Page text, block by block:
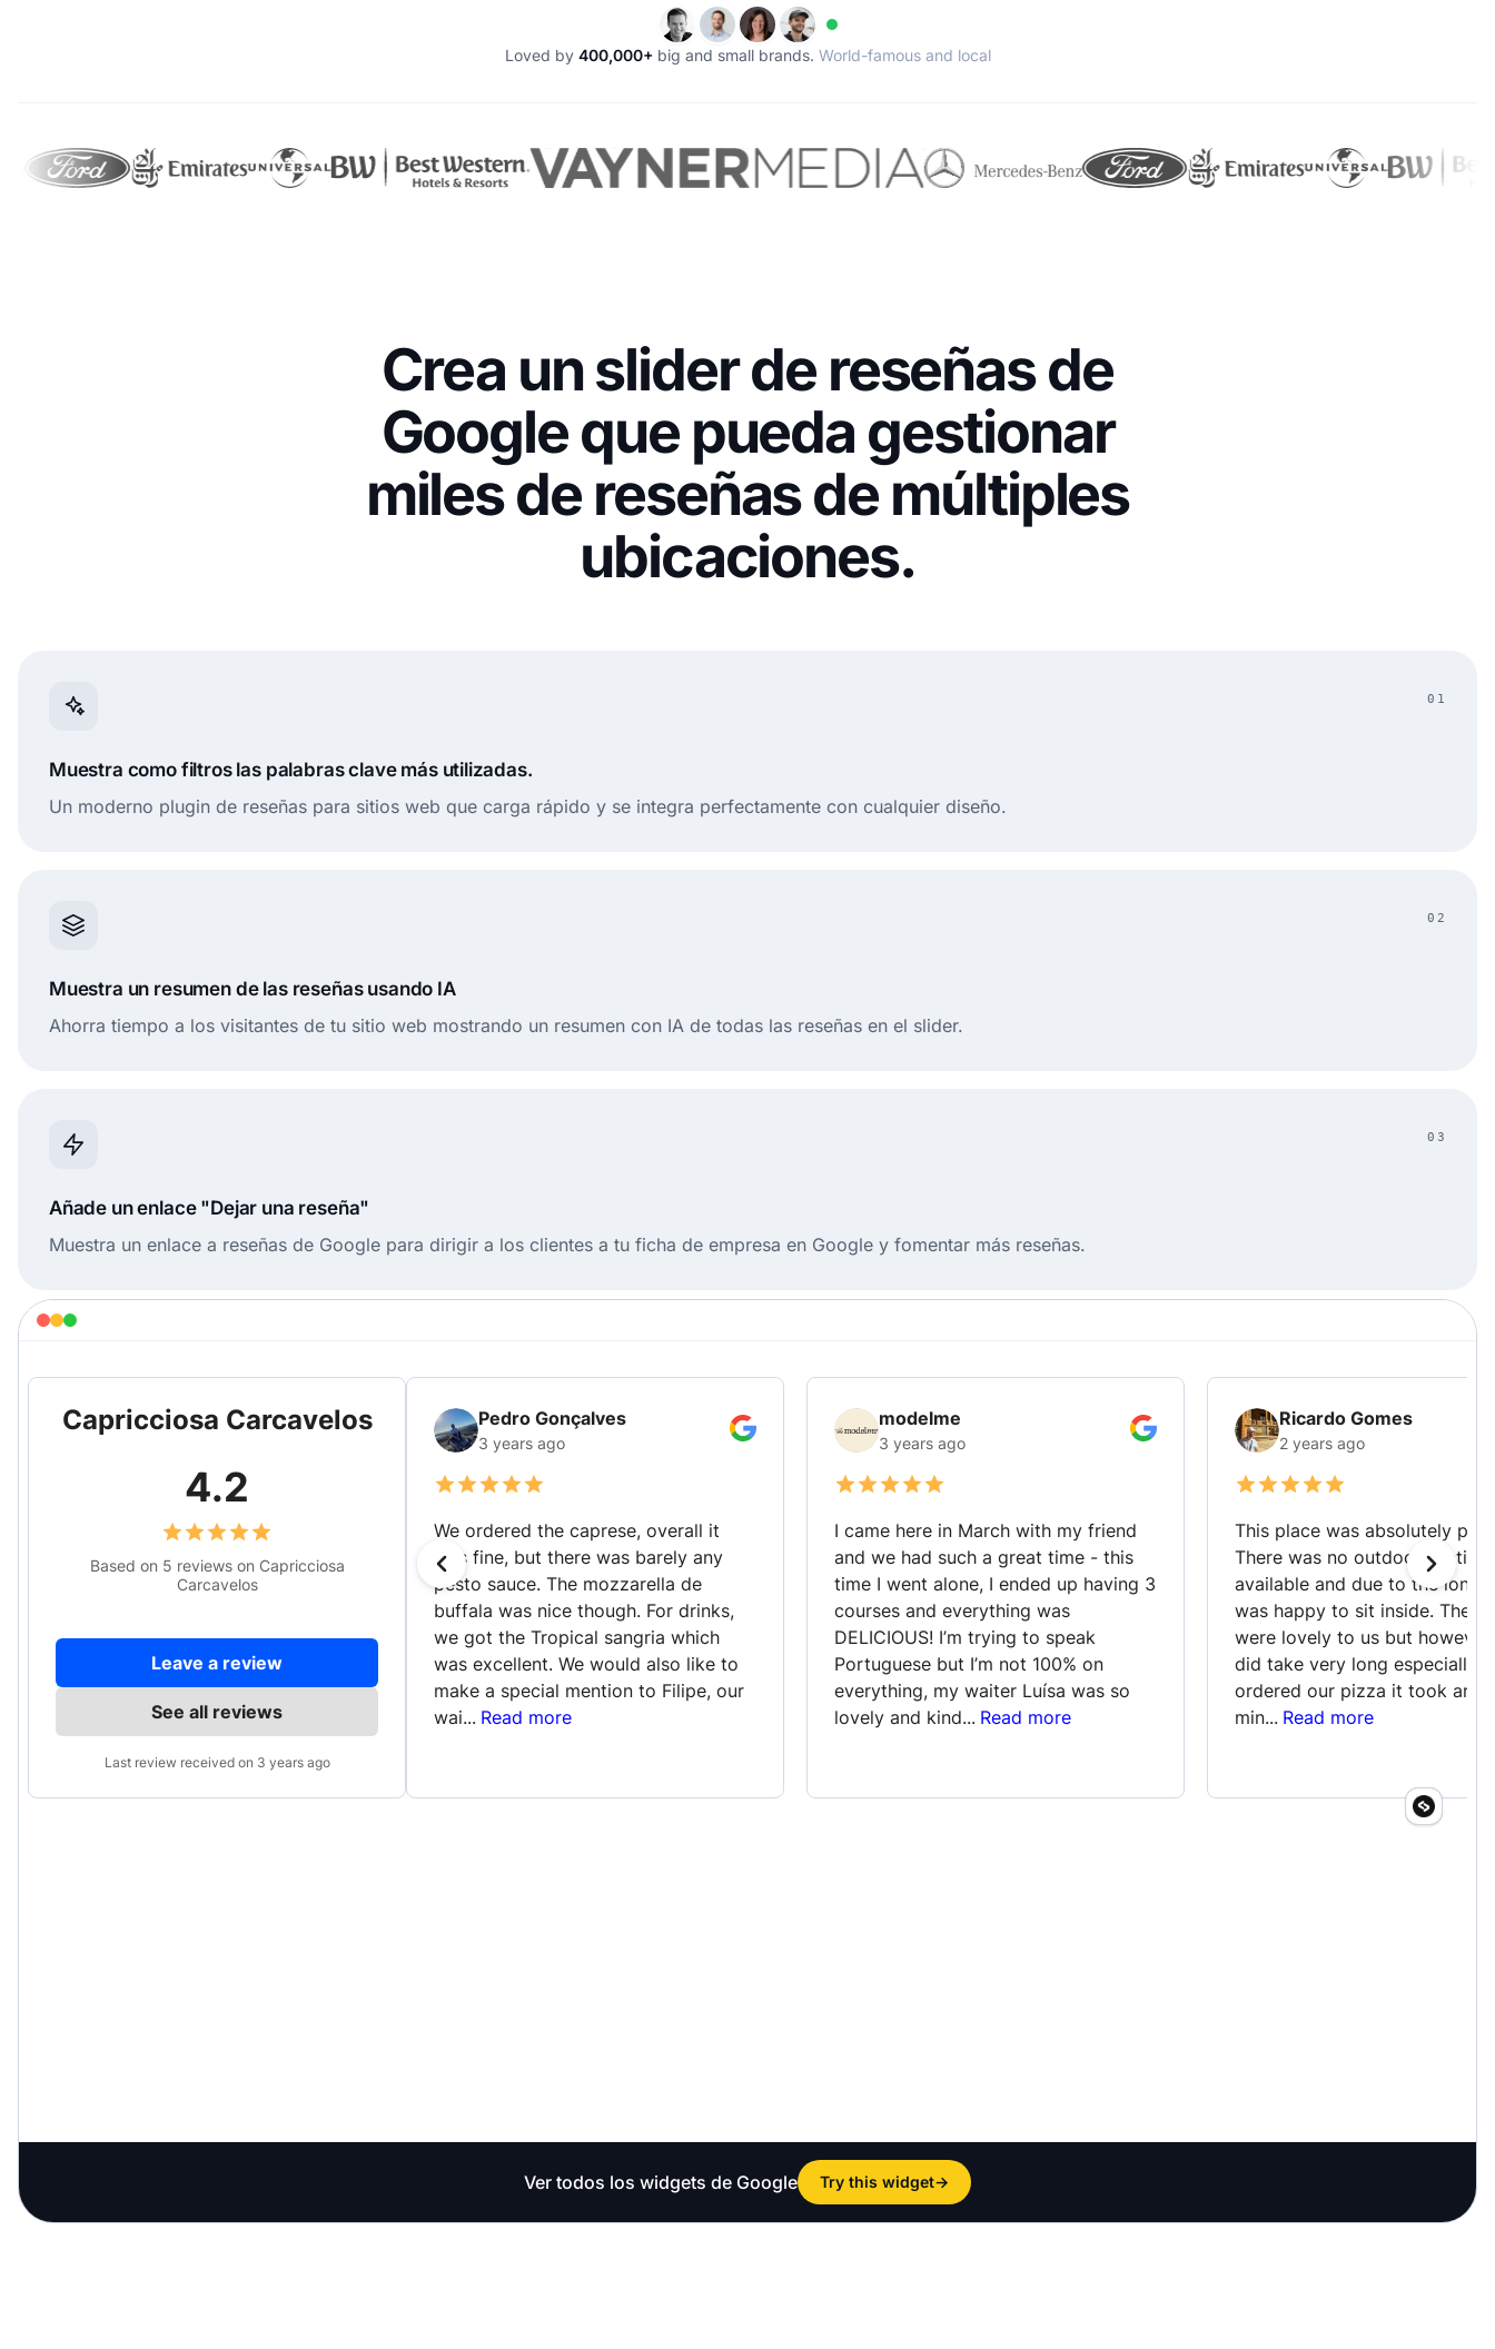
Loved by 400,000+big and small brands. World-famous and local
Crea un slider de reseñas de
Google que pueda gestionar
miles de reseñas de múltiples
ubicaciones.
01
Muestra como filtros las palabras clave más utilizadas.
Un moderno plugin de reseñas para sitios web que carga rápido y se integra perfectamente con cualquier diseño.
02
Muestra un resumen de las reseñas usando IA
Ahorra tiempo a los visitantes de tu sitio web mostrando un resumen con IA de todas las reseñas en el slider.
03
Añade un enlace "Dejar una reseña"
Muestra un enlace a reseñas de Google para dirigir a los clientes a tu ficha de empresa en Google y fomentar más reseñas.
Ver todos los widgets de Google Try this widget→